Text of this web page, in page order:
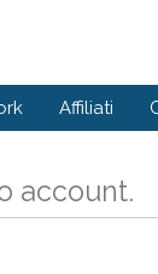
Affiliati
account.